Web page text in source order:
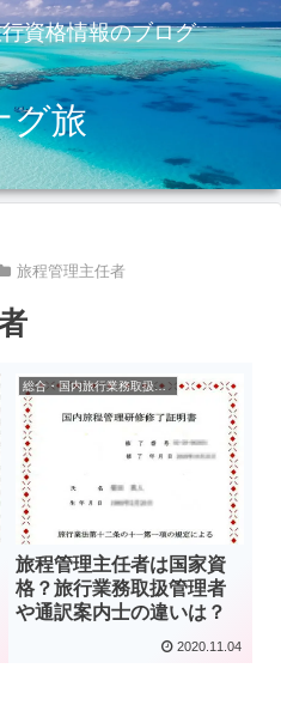
資格情報のブログ
グ旅
旅程管理主任者
総合・国内旅行業務取扱管理者
旅程管理主任者は国家資
格？旅行業務取扱管理者
や通訳案内士の違いは？
2020.11.04